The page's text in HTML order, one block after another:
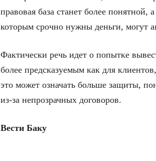
правовая база станет более
которым срочно нужны деньги, могут
Фактически речь идет о попытке
более предсказуемым как для
это может означать больше защиты,
из-за непрозрачных договоров.
Вести Баку